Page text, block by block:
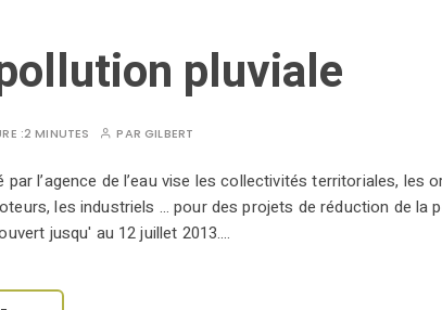
pluviale
:2 MINUTES PARGILBERT
l’agence de l’eau vise les collectivités territoriales, les
les industriels … pour des projets de réduction de la
jusqu' au 12 juillet 2013.…